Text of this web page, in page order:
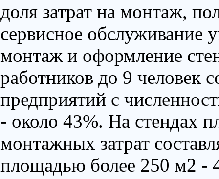
доля затрат на монтаж,
сервисное обслуживание
монтаж и оформление
работников до 9 человек
предприятий с
- около 43%. На стендах
монтажных затрат
площадью более 250 м2 -